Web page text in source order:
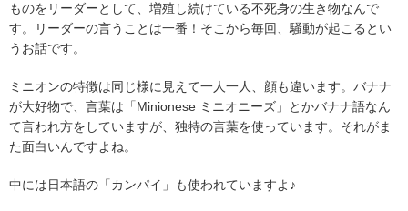
ものをリーダーとして、増殖し続けている不死身の生き物なんで
す。リーダーの言うことは一番！そこから毎回、騒動が起こるとい
うお話です。
ミニオンの特徴は同じ様に見えて一人一人、顔も違います。バナナ
が大好物で、言葉は「Minionese ミニオニーズ」とかバナナ語なん
て言われ方をしていますが、独特の言葉を使っています。それがま
た面白いんですよね。
中には日本語の「カンパイ」も使われていますよ♪